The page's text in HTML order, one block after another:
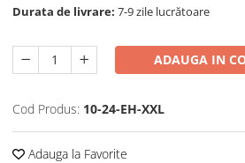
Durata de livrare: 7-9 zile lucrătoare
ADAUGA IN
Cod Produs: 10-24-EH-XXL
Adauga la Favorite